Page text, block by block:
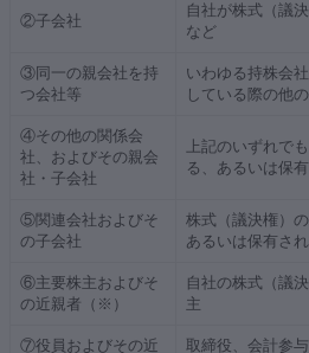
②子会社
自社が株式（議
など
③同一の親会社を持
つ会社等
いわゆる持株会
している際の他
④その他の関係会
社、およびその親会
社・子会社
上記のいずれで
る、あるいは保
⑤関連会社およびそ
の子会社
株式（議決権）
あるいは保有さ
⑥主要株主およびそ
の近親者（※）
自社の株式（議
主
⑦役員およびその近 取締役、会計参